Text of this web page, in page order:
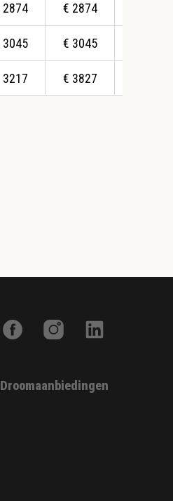
2874
3045
3217
€ 2874
€ 3045
€ 3827
Droomaanbiedingen